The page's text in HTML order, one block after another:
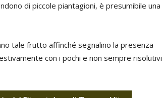
di piccole piantagioni, è presumibile una
tale frutto affinché segnalino la presenza
con i pochi e non sempre risolutivi